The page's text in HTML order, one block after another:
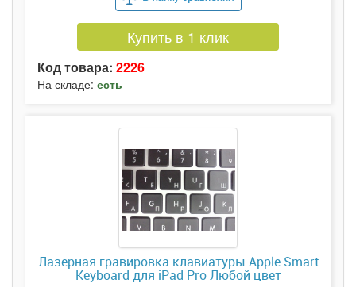
Купить в 1 клик
Код товара: 2226
На складе: есть
Лазерная гравировка клавиатуры Apple Smart
Keyboard для iPad Pro Любой цвет